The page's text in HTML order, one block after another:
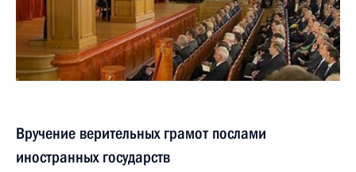
Вручение верительных грамот послами
иностранных государств